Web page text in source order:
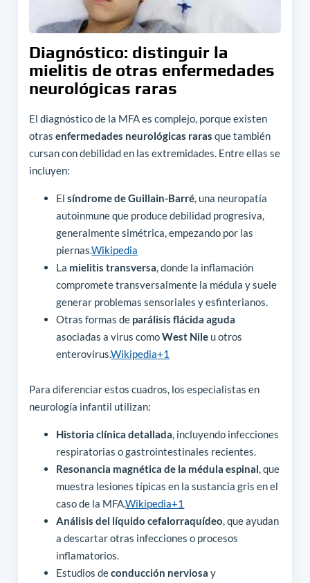
Diagnóstico: distinguir la
mielitis de otras enfermedades
neurológicas raras
El diagnóstico de la MFA es complejo, porque existen
otras enfermedades neurológicas raras que también
cursan con debilidad en las extremidades. Entre ellas se
incluyen:
Elsíndrome de Guillain-Barré, una neuropatía
autoinmune que produce debilidad progresiva,
generalmente simétrica, empezando por las
piernas.Wikipedia
La mielitis transversa, donde la inflamación
compromete transversalmente la médula y suele
generar problemas sensoriales y esfinterianos.
Otras formas de parálisis flácida aguda
asociadas a virus comoWest Nile u otros
enterovirus.Wikipedia+1
Para diferenciar estos cuadros, los especialistas en
neurología infantil utilizan:
Historia clínica detallada, incluyendo infecciones
respiratorias o gastrointestinales recientes.
Resonancia magnética de la médula espinal, que
muestra lesiones típicas en la sustancia gris en el
caso de la MFA.Wikipedia+1
Análisis del líquido cefalorraquídeo, que ayudan
a descartar otras infecciones o procesos
inflamatorios.
Estudios deconducción nerviosa y